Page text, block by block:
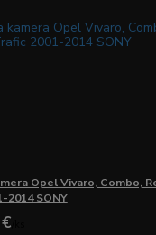
Opel Vivaro, Combo,
2014 SONY